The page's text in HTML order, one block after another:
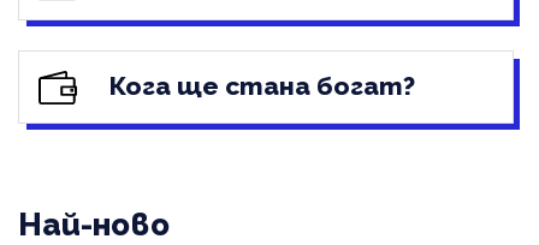
Кога ще стана богат?
Най-ново